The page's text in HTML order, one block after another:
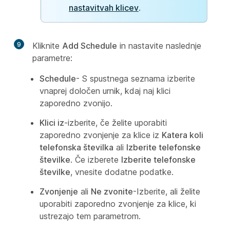
nastavitvah klicev.
9 Kliknite Add Schedule in nastavite naslednje
parametre:
Schedule- S spustnega seznama izberite
vnaprej določen urnik, kdaj naj klici
zaporedno zvonijo.
Klici iz-izberite, če želite uporabiti
zaporedno zvonjenje za klice iz Katera koli
telefonska številka ali Izberite telefonske
številke. Če izberete Izberite telefonske
številke, vnesite dodatne podatke.
Zvonjenje ali Ne zvonite-Izberite, ali želite
uporabiti zaporedno zvonjenje za klice, ki
ustrezajo tem parametrom.